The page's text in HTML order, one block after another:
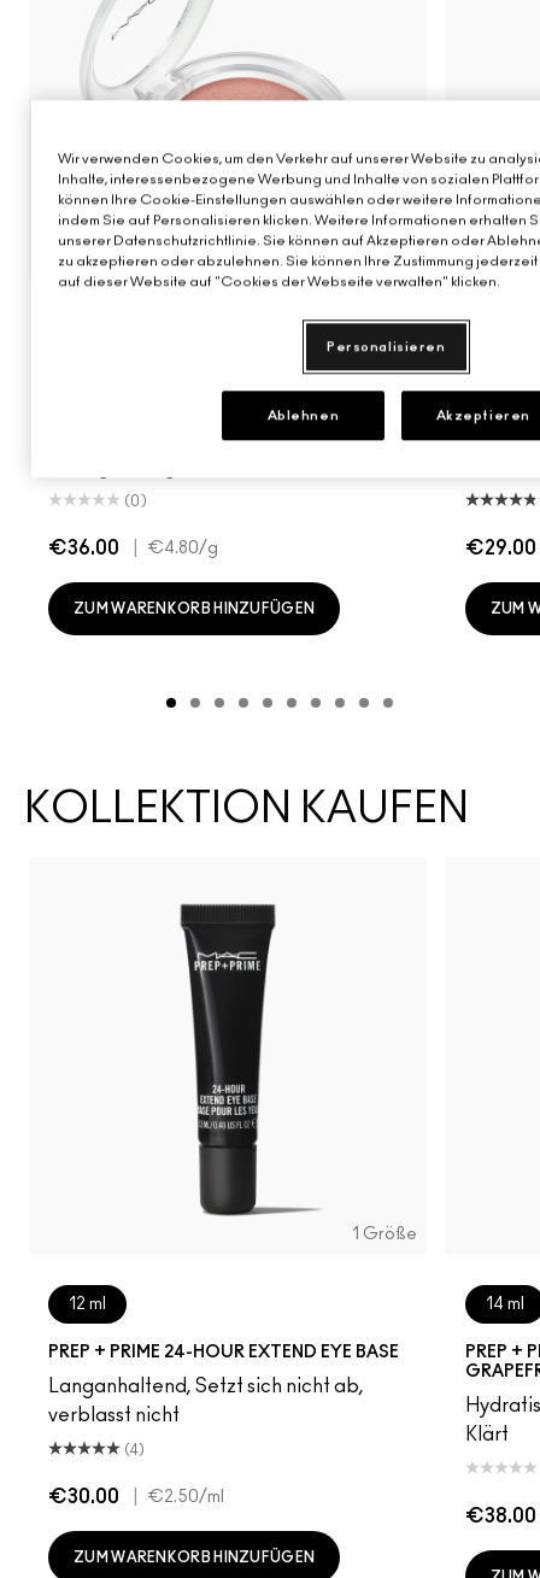
8 Farbton
GLOW PLAY BOUNCY HIGHLIGHTER
Multifunktionaler Highlighter,
transparenter, aufbaubarer Schimmer,
(0)
€36.00 €4.80/g
ZUM WARENKORB HINZUFÜGEN
Seidig-
€29.00
ZUM
KOLLEKTION KAUFEN
1 Größe
12 ml
PREP + PRIME 24-HOUR EXTEND EYE BASE
Langanhaltend, Setzt sich nicht ab,
verblasst nicht
(4)
€30.00 €2.50/ml
ZUM WARENKORB HINZUFÜGEN
14 ml
PREP +
Klärt
€38.00
Wir verwenden Cookies, um den Verkehr auf unserer Website zu
Inhalte, interessenbezogene Werbung und Inhalte von sozialen
können Ihre Cookie-Einstellungen auswählen oder weitere
indem Sie auf Personalisieren klicken. Weitere Informationen erhalten
unserer Datenschutzrichtlinie. Sie können auf Akzeptieren oder
zu akzeptieren oder abzulehnen. Sie können Ihre Zustimmung
auf dieser Website auf "Cookies der Webseite verwalten" klicken.
Personalisieren
Ablehnen Akzeptieren